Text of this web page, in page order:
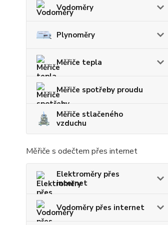
Vodoměry
Plynoměry
Měřiče tepla
Měřiče spotřeby proudu
Měřiče stlačeného
vzduchu
Měřiče s odečtem přes internet
Elektroměry přes
internet
Vodoměry přes internet